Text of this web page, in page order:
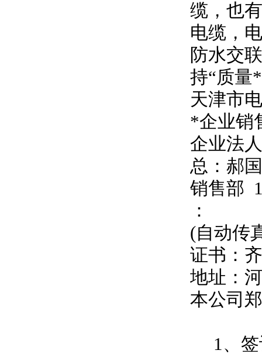
缆，也
电缆，
防水交
持“质量
天津市
*企业销
企业法
总：郝
销售部
：
(自动传
证书：
地址：
本公司
1、签